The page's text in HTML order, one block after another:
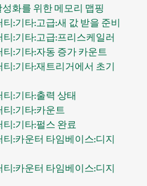
화를 위한 메모리 맵핑
:기타:고급:새 값 받을 준비
:기타:고급:프리스케일러
:기타:자동 증가 카운트
:기타:재트리거에서 초기
:기타:출력 상태
:기타:카운트
:기타:펄스 완료
:카운터 타임베이스:디지
:카운터 타임베이스:디지